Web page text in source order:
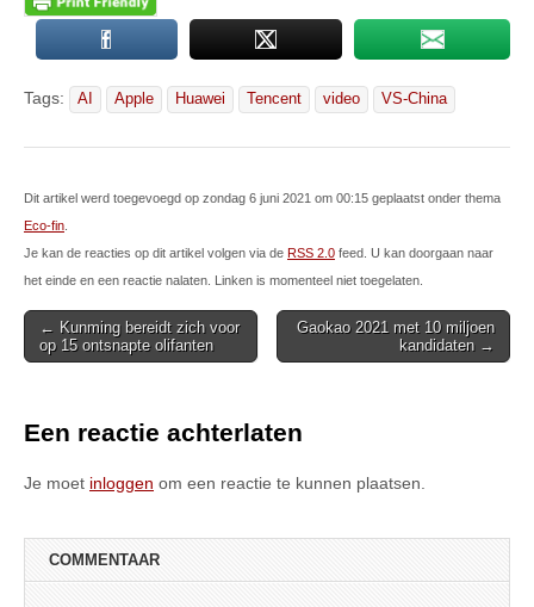
Tags: AI Apple Huawei Tencent video VS-China
Dit artikel werd toegevoegd op zondag 6 juni 2021 om 00:15 geplaatst onder thema
Eco-fin
Je kan de reacties op dit artikel volgen via de RSS 2.0 feed. U kan doorgaan naar
het einde en een reactie nalaten. Linken is momenteel niet toegelaten.
Post
navigation
← Kunming bereidt zich voor
op 15 ontsnapte olifanten
Gaokao 2021 met 10 miljoen
kandidaten →
Een reactie achterlaten
Je moet inloggen om een reactie te kunnen plaatsen.
COMMENTAAR